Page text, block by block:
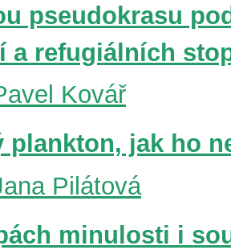
pseudokrasu
a refugiálních
Kovář
plankton, jak ho
Pilátová
minulosti i